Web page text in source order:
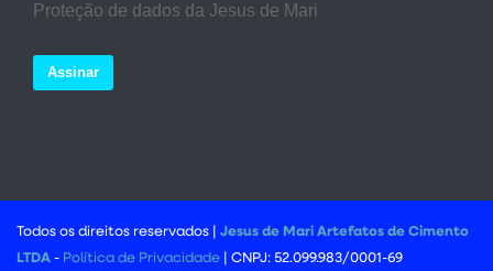
Proteção de dados da Jesus de Mari
Assinar
Todos os direitos reservados | Jesus de Mari Artefatos de Cimento
LTDA - Política de Privacidade | CNPJ: 52.099.983/0001-69